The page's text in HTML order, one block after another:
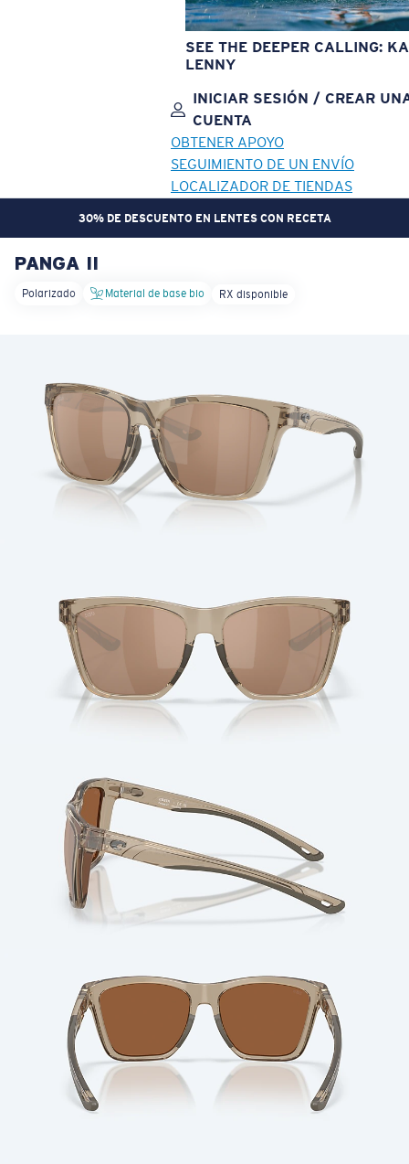
SEE THE DEEPER CALLING:
LENNY
INICIAR SESIÓN / CREAR
CUENTA
OBTENER APOYO
SEGUIMIENTO DE UN ENVÍO
LOCALIZADOR DE TIENDAS
30% DE DESCUENTO EN LENTES CON RECETA
OBJETIVO ACTUALIZADO
Precio: Sin cargo
Cantidad:
PANGA II
Polarizado Material de base bio RX disponible